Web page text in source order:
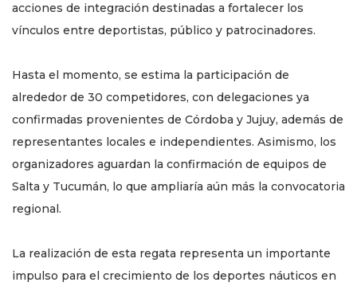
acciones de integración destinadas a fortalecer los
vínculos entre deportistas, público y patrocinadores.
Hasta el momento, se estima la participación de
alrededor de 30 competidores, con delegaciones ya
confirmadas provenientes de Córdoba y Jujuy, además de
representantes locales e independientes. Asimismo, los
organizadores aguardan la confirmación de equipos de
Salta y Tucumán, lo que ampliaría aún más la convocatoria
regional.
La realización de esta regata representa un importante
impulso para el crecimiento de los deportes náuticos en